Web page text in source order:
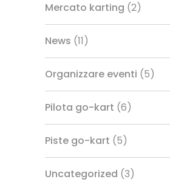
Mercato karting (2)
News (11)
Organizzare eventi (5)
Pilota go-kart (6)
Piste go-kart (5)
Uncategorized (3)